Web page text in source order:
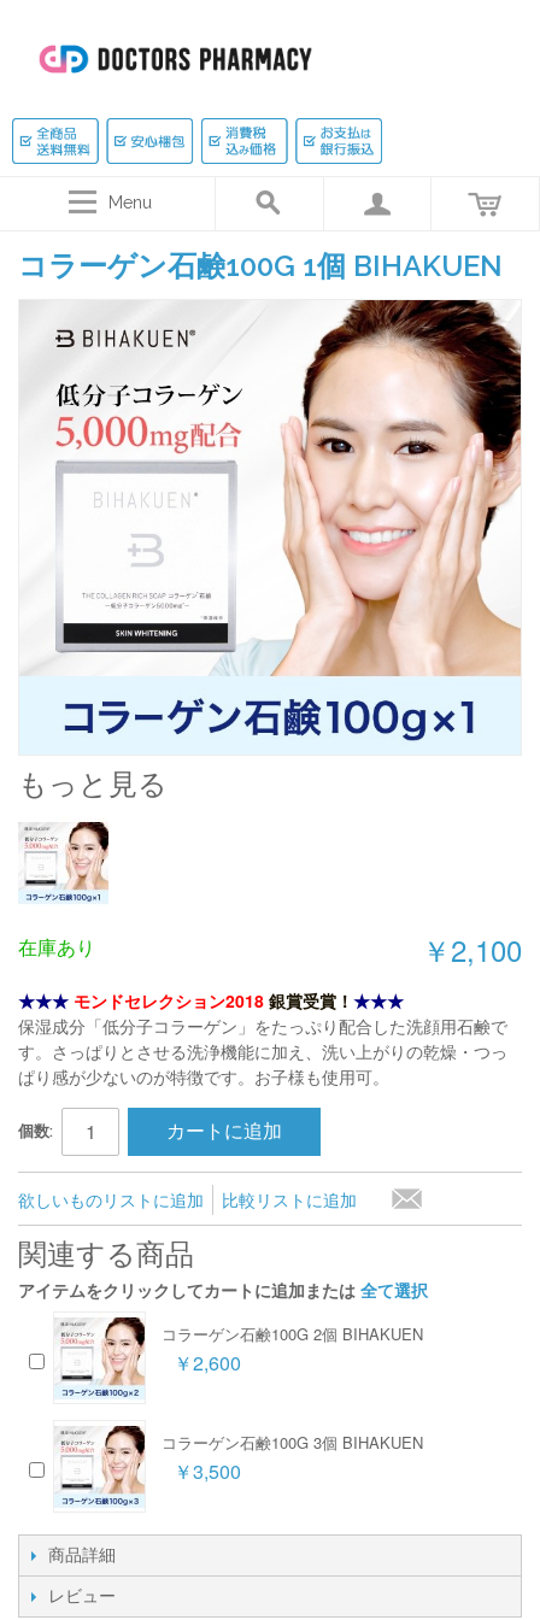
Menu
コラーゲン石鹸100G 1個 BIHAKUEN
もっと見る
￥2,100
在庫あり
★★★ モンドセレクション2018 銀賞受賞！ ★★★
保湿成分「低分子コラーゲン」をたっぷり配合した洗顔用石鹸で
す。さっぱりとさせる洗浄機能に加え、洗い上がりの乾燥・つっ
ぱり感が少ないのが特徴です。お子様も使用可。
個数: カートに追加
欲しいものリストに追加 比較リストに追加
関連する商品
アイテムをクリックしてカートに追加または 全て選択
コラーゲン石鹸100G 2個 BIHAKUEN
￥2,600
コラーゲン石鹸100G 3個 BIHAKUEN
￥3,500
商品詳細
レビュー